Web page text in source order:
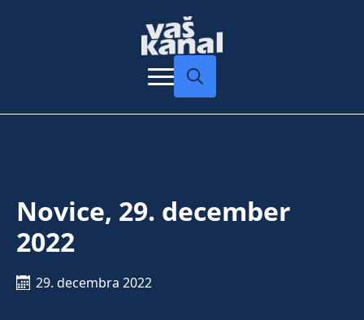
Novice, 29. december
2022
29. decembra 2022